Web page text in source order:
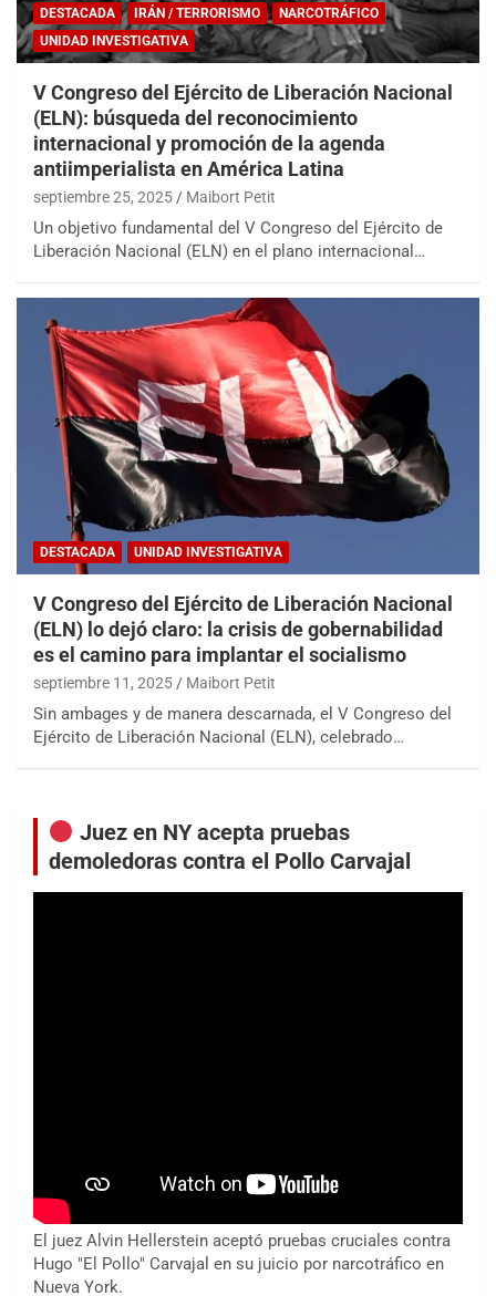
DESTACADA IRÁN / TERRORISMO
NARCOTRÁFICO
UNIDAD INVESTIGATIVA
V Congreso del Ejército de Liberación Nacional
(ELN): búsqueda del reconocimiento
internacional y promoción de la agenda
antiimperialista en América Latina
septiembre 25, 2025 Maibort Petit
Un objetivo fundamental del V Congreso del Ejército de
Liberación Nacional (ELN) en el plano internacional…
DESTACADA UNIDAD INVESTIGATIVA
V Congreso del Ejército de Liberación Nacional
(ELN) lo dejó claro: la crisis de gobernabilidad
es el camino para implantar el socialismo
septiembre 11, 2025 Maibort Petit
Sin ambages y de manera descarnada, el V Congreso del
Ejército de Liberación Nacional (ELN), celebrado…
Juez en NY acepta pruebas
demoledoras contra el Pollo Carvajal
El juez Alvin Hellerstein aceptó pruebas cruciales contra
Hugo "El Pollo" Carvajal en su juicio por narcotráfico en
Nueva York.